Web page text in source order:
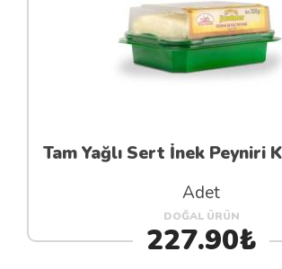
Tam Yağlı Sert İnek Peyniri
Adet
DOĞAL ÜRÜN
227.90₺